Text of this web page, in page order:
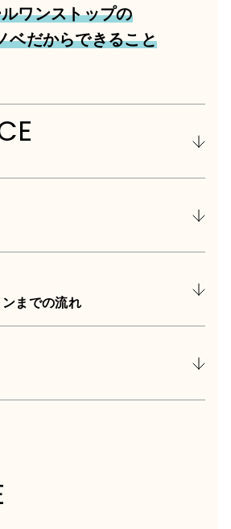
ワンストップの
ベだからできること
までの流れ